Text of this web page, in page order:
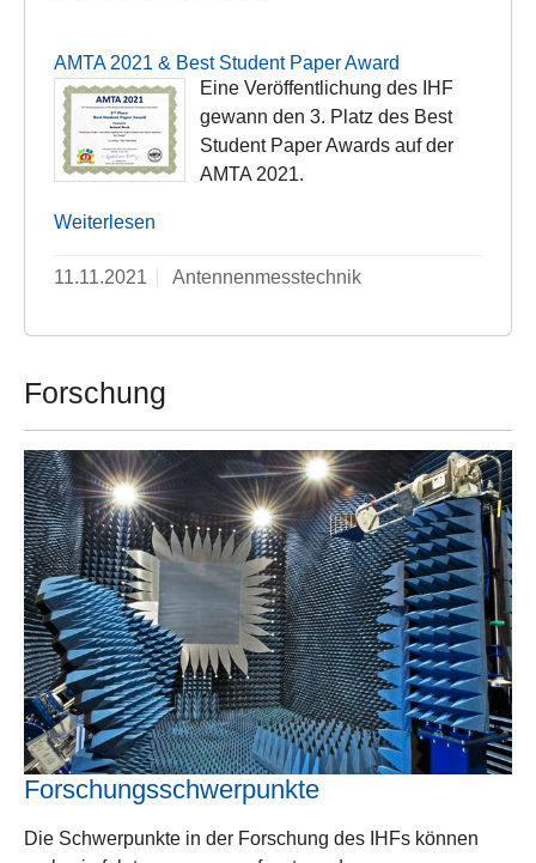
AMTA 2021 & Best Student Paper Award
Eine Veröffentlichung des IHF
gewann den 3. Platz des Best
Student Paper Awards auf der
AMTA 2021.
Weiterlesen
11.11.2021 Antennenmesstechnik
Forschung
Forschungsschwerpunkte
Die Schwerpunkte in der Forschung des IHFs können